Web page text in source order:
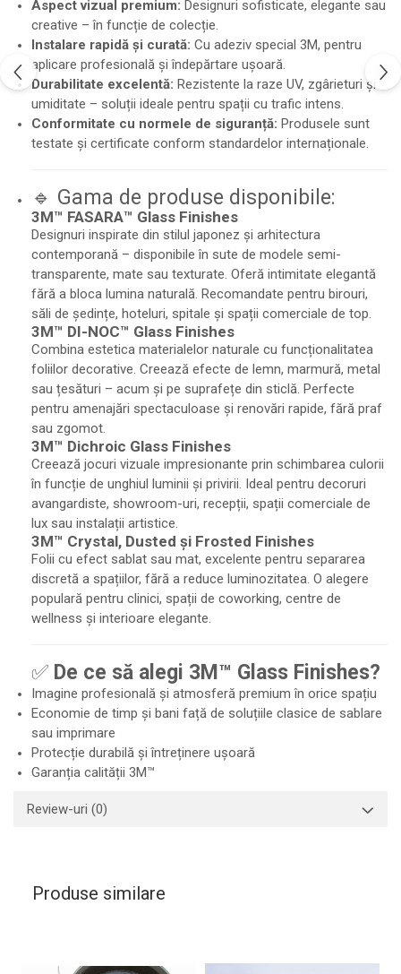
Aspect vizual premium: Designuri sofisticate, elegante sau
creative – în funcție de colecție.
Instalare rapidă și curată: Cu adeziv special 3M, pentru
aplicare profesională și îndepărtare ușoară.
Durabilitate excelentă: Rezistente la raze UV, zgârieturi și
umiditate – soluții ideale pentru spații cu trafic intens.
Conformitate cu normele de siguranță: Produsele sunt
testate și certificate conform standardelor internaționale.
🔹 Gama de produse disponibile:
3M™ FASARA™ Glass Finishes
Designuri inspirate din stilul japonez și arhitectura
contemporană – disponibile în sute de modele semi-
transparente, mate sau texturate. Oferă intimitate elegantă
fără a bloca lumina naturală. Recomandate pentru birouri,
săli de ședințe, hoteluri, spitale și spații comerciale de top.
3M™ DI-NOC™ Glass Finishes
Combina estetica materialelor naturale cu funcționalitatea
foliilor decorative. Creează efecte de lemn, marmură, metal
sau țesături – acum și pe suprafețe din sticlă. Perfecte
pentru amenajări spectaculoase și renovări rapide, fără praf
sau zgomot.
3M™ Dichroic Glass Finishes
Creează jocuri vizuale impresionante prin schimbarea culorii
în funcție de unghiul luminii și privirii. Ideal pentru decoruri
avangardiste, showroom-uri, recepții, spații comerciale de
lux sau instalații artistice.
3M™ Crystal, Dusted și Frosted Finishes
Folii cu efect sablat sau mat, excelente pentru separarea
discretă a spațiilor, fără a reduce luminozitatea. O alegere
populară pentru clinici, spații de coworking, centre de
wellness și interioare elegante.
✅ De ce să alegi 3M™ Glass Finishes?
Imagine profesională și atmosferă premium în orice spațiu
Economie de timp și bani față de soluțiile clasice de sablare
sau imprimare
Protecție durabilă și întreținere ușoară
Garanția calității 3M™
Review-uri (0)
Produse similare